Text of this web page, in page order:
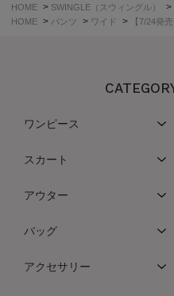
HOME > SWINGLE（スウィングル） >
HOME > パンツ > ワイド > 【7/24発
ワンピース
スカート
アウター
バッグ
アクセサリー